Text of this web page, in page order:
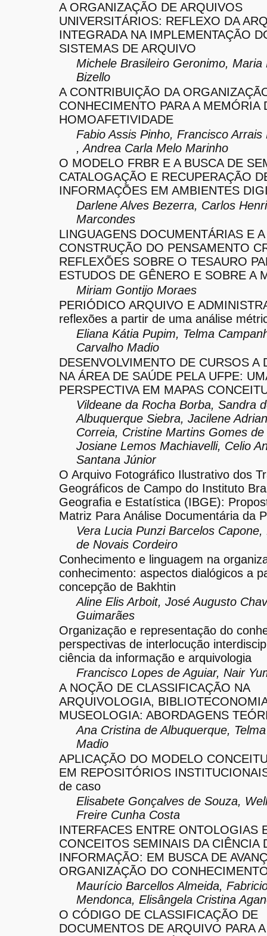
A ORGANIZAÇÃO DE ARQUIVOS
UNIVERSITÁRIOS: REFLEXO DA
INTEGRADA NA IMPLEMENTAÇÃO
SISTEMAS DE ARQUIVO
Michele Brasileiro Geronimo, Maria
Bizello
A CONTRIBUIÇÃO DA
CONHECIMENTO PARA A MEMÓRIA
HOMOAFETIVIDADE
Fabio Assis Pinho, Francisco Arrais
, Andrea Carla Melo Marinho
O MODELO FRBR E A BUSCA DE
CATALOGAÇÃO E RECUPERAÇÃO
INFORMAÇÕES EM AMBIENTES
Darlene Alves Bezerra, Carlos
Marcondes
LINGUAGENS DOCUMENTÁRIAS E A
CONSTRUÇÃO DO PENSAMENTO
REFLEXÕES SOBRE O TESAURO
ESTUDOS DE GÊNERO E SOBRE A
Miriam Gontijo Moraes
PERIÓDICO ARQUIVO E
reflexões a partir de uma análise
Eliana Kátia Pupim, Telma
Carvalho Madio
DESENVOLVIMENTO DE CURSOS A
NA ÁREA DE SAÚDE PELA UFPE:
PERSPECTIVA EM MAPAS
Vildeane da Rocha Borba, Sandra
Albuquerque Siebra, Jacilene
Correia, Cristine Martins Gomes
Josiane Lemos Machiavelli, Celio
Santana Júnior
O Arquivo Fotográfico Ilustrativo dos
Geográficos de Campo do Instituto
Geografia e Estatística (IBGE):
Matriz Para Análise Documentária da
Vera Lucia Punzi Barcelos Capone,
de Novais Cordeiro
Conhecimento e linguagem na
conhecimento: aspectos dialógicos a
concepção de Bakhtin
Aline Elis Arboit, José Augusto
Guimarães
Organização e representação do
perspectivas de interlocução
ciência da informação e arquivologia
Francisco Lopes de Aguiar, Nair
A NOÇÃO DE CLASSIFICAÇÃO NA
ARQUIVOLOGIA,
MUSEOLOGIA: ABORDAGENS
Ana Cristina de Albuquerque,
Madio
APLICAÇÃO DO MODELO
EM REPOSITÓRIOS
de caso
Elisabete Gonçalves de Souza,
Freire Cunha Costa
INTERFACES ENTRE ONTOLOGIAS
CONCEITOS SEMINAIS DA CIÊNCIA
INFORMAÇÃO: EM BUSCA DE
ORGANIZAÇÃO DO
Maurício Barcellos Almeida,
Mendonca, Elisângela Cristina
O CÓDIGO DE CLASSIFICAÇÃO DE
DOCUMENTOS DE ARQUIVO PARA A